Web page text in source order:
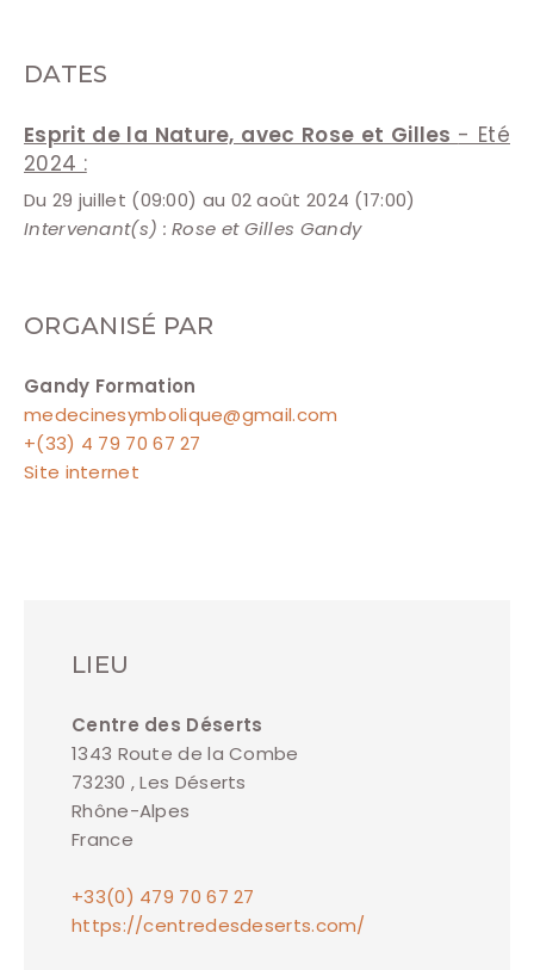
DATES
Esprit de la Nature, avec Rose et Gilles - Eté
2024 :
Du 29 juillet (09:00) au 02 août 2024 (17:00)
Intervenant(s) : Rose et Gilles Gandy
ORGANISÉ PAR
Gandy Formation
medecinesymbolique@gmail.com
+(33) 4 79 70 67 27
Site internet
LIEU
Centre des Déserts
1343 Route de la Combe
73230 , Les Déserts
Rhône-Alpes
France
+33(0) 479 70 67 27
https://centredesdeserts.com/